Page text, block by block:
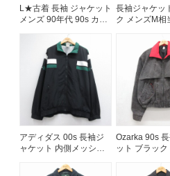
60年代 50年代
すべての年代を見る
週刊ラッシュアウト新聞
古着コラム
L★古着 長袖 ジャケット
メンズ 90年代 90s カナ
長袖ジャケッ
ク メンズM相
アディダス 00s 長袖ジ
ャケット 内側メッシュ
Ozarka 90s
ット ブラック